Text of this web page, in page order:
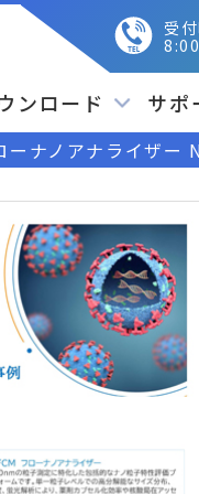
受
ンロード サポ
ナノアナライザー